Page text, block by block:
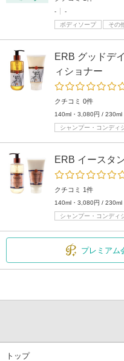
-
-
ボディソープ
その
ERB グッドデ
ィショナー
クチコミ 0件
140ml・3,080円 / 230ml
シャンプー・コンディ
ERB イースタ
クチコミ 1件
140ml・3,080円 / 230ml
シャンプー・コンディ
プレミアム
トップ